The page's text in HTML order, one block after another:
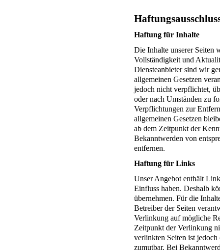
Haftung für Inhalte
Die Inhalte unserer Seiten
Vollständigkeit und
Diensteanbieter sind wir
allgemeinen Gesetzen
jedoch nicht verpflichtet,
oder nach Umständen zu
Verpflichtungen zur
allgemeinen Gesetzen
ab dem Zeitpunkt der
Bekanntwerden von
entfernen.
Haftung für Links
Unser Angebot enthält
Einfluss haben. Deshalb
übernehmen. Für die
Betreiber der Seiten
Verlinkung auf mögliche
Zeitpunkt der Verlinkung
verlinkten Seiten ist
zumutbar. Bei